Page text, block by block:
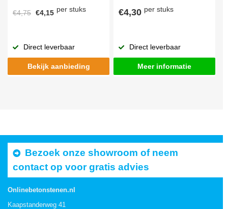
€4,75 €4,15 per stuks
Direct leverbaar
Bekijk aanbieding
€4,30 per stuks
Direct leverbaar
Meer informatie
Bezoek onze showroom of neem
contact op voor gratis advies
Onlinebetonstenen.nl
Kaapstanderweg 41